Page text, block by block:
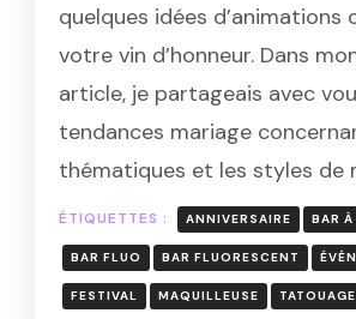
quelques idées d’animations
votre vin d’honneur. Dans
article, je partageais avec
tendances mariage
thématiques et les styles de
ÉTIQUETTES : ANNIVERSAIRE BAR
BAR FLUO BAR FLUORESCENT
FESTIVAL MAQUILLEUSE